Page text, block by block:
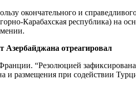
окончательного и
Карабахская республика) на
отреагировал
“Резолюцией зафиксирована
размещения при содействии